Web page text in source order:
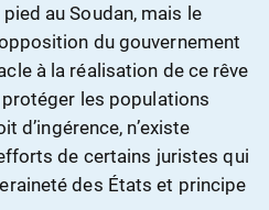
pied au Soudan, mais le
du gouvernement
à la réalisation de ce rêve
les populations
d’ingérence, n’existe
de certains juristes qui
des États et principe